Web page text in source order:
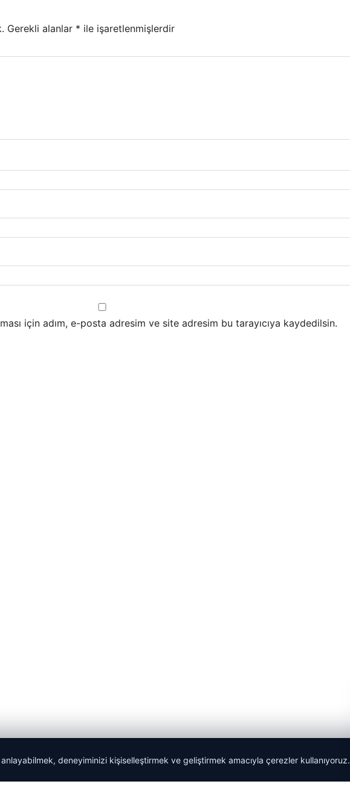
Gerekli alanlar * ile işaretlenmişlerdir
için adım, e-posta adresim ve site adresim bu tarayıcıya kaydedilsin.
anlayabilmek, deneyiminizi kişiselleştirmek ve geliştirmek amacıyla çerezler kullanıyoruz.